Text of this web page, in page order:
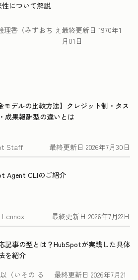
性について解説
理香（みずおち え 最終更新日 1970年1
月01日
モデルの比較方法】クレジット制・タス
成果報酬型の違いとは
Staff 最終更新日 2026年7月30日
Agent CLIのご紹介
Lennox 最終更新日 2026年7月22日
記事の型とは？HubSpotが実践した具体
を紹介
（いその る
最終更新日 2026年7月21